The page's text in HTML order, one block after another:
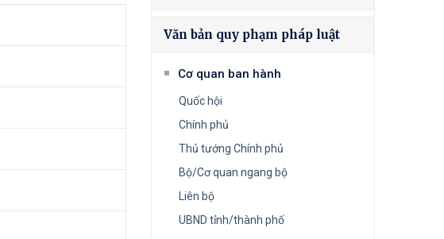
Văn bản quy phạm pháp luật
Cơ quan ban hành
Quốc hội
Chính phủ
Thủ tướng Chính phủ
Bộ/Cơ quan ngang bộ
Liên bộ
UBND tỉnh/thành phố